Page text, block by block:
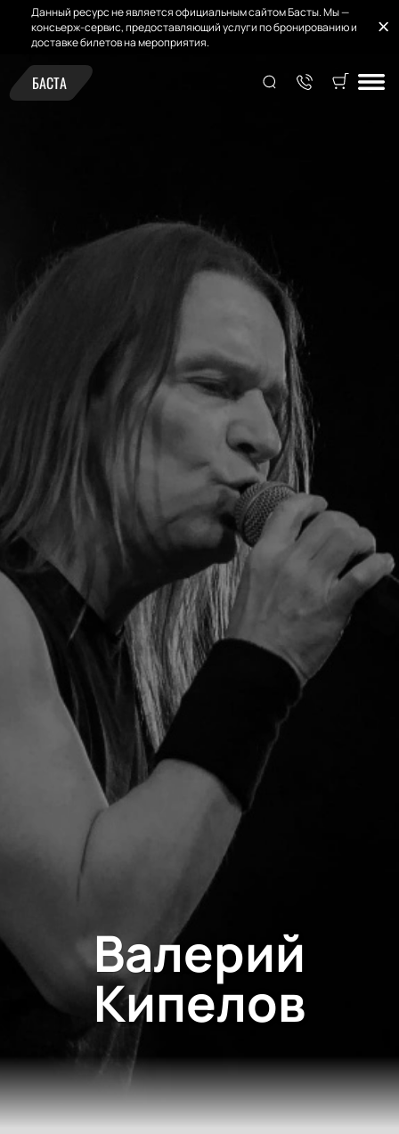
Данный ресурс не является официальным сайтом Басты. Мы —
консьерж-сервис, предоставляющий услуги по бронированию и
доставке билетов на мероприятия.
БАСТА
Валерий
Кипелов